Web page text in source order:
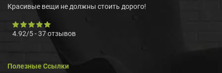
Красивые вещи не должны стоить дорого!
4.92/5-37отзывов
Полезные Ссылки